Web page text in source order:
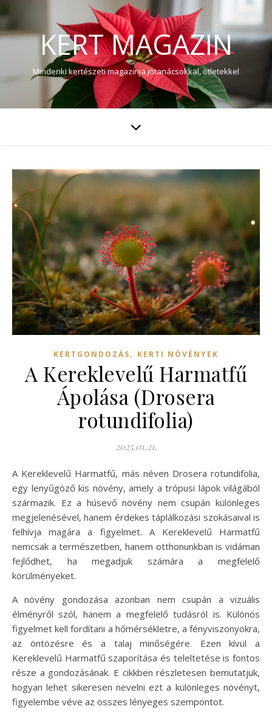
KERT MAGAZIN
Mindenki kertészeti magazinja jótanácsokkal, ötletekkel
KERTGONDOZÁS, KERTI NÖVÉNYEK
A Kereklevelű Harmatfű
Ápolása (Drosera
rotundifolia)
2025.01.21.
A Kereklevelű Harmatfű, más néven Drosera rotundifolia,
egy lenyűgöző kis növény, amely a trópusi lápok világából
származik. Ez a húsevő növény nem csupán különleges
megjelenésével, hanem érdekes táplálkozási szokásaival is
felhívja magára a figyelmet. A Kereklevelű Harmatfű
nemcsak a természetben, hanem otthonunkban is vidáman
fejlődhet, ha megadjuk számára a megfelelő
körülményeket.
A növény gondozása azonban nem csupán a vizuális
élményről szól, hanem a megfelelő tudásról is. Különös
figyelmet kell fordítani a hőmérsékletre, a fényviszonyokra,
az öntözésre és a talaj minőségére. Ezen kívül a
Kereklevelű Harmatfű szaporítása és teleltetése is fontos
része a gondozásának. E cikkben részletesen bemutatjuk,
hogyan lehet sikeresen nevelni ezt a különleges növényt,
figyelembe véve az összes lényeges szempontot.